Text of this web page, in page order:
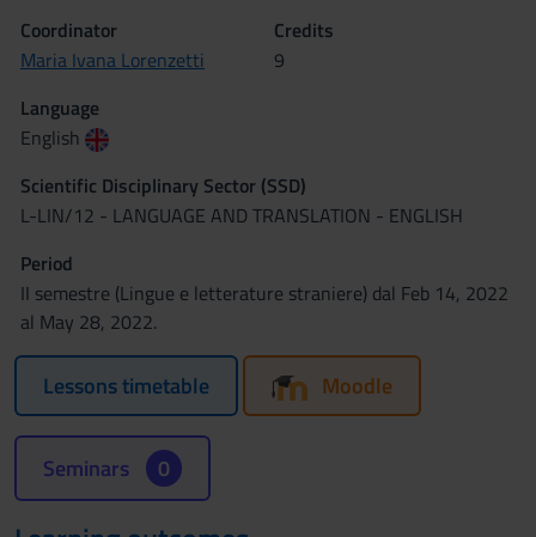
Coordinator
Maria Ivana Lorenzetti
Credits
9
Language
English
Scientific Disciplinary Sector (SSD)
L-LIN/12 - LANGUAGE AND TRANSLATION - ENGLISH
Period
II semestre (Lingue e letterature straniere) dal Feb 14, 2022
al May 28, 2022.
Lessons timetable Moodle
Seminars 0